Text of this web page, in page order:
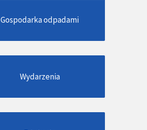
Gospodarka odpadami
Wydarzenia